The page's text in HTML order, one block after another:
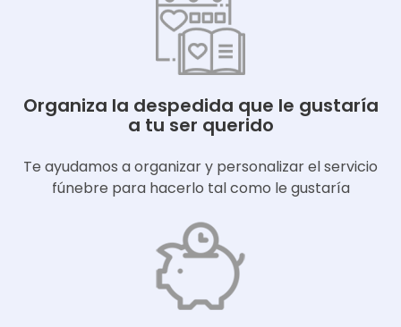
Organiza la despedida que le gustaría
a tu ser querido
Te ayudamos a organizar y personalizar el servicio
fúnebre para hacerlo tal como le gustaría